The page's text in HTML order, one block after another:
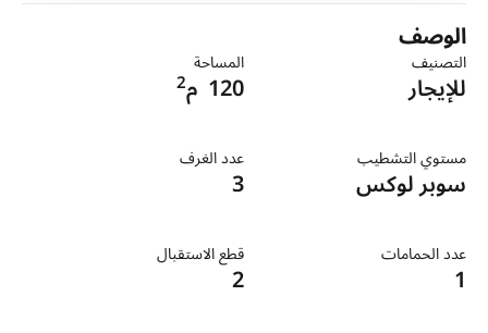
الوصف
التصنيف
للإيجار
المساحة
120 م2
مستوي التشطيب
سوبر لوكس
عدد الغرف
3
عدد الحمامات
1
قطع الاستقبال
2